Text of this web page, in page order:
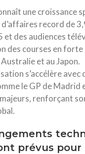
une croissance
record de
et des audiences
des courses en forte
et au Japon.
s’accélère avec
le GP de Madrid
renforçant
prévus pour